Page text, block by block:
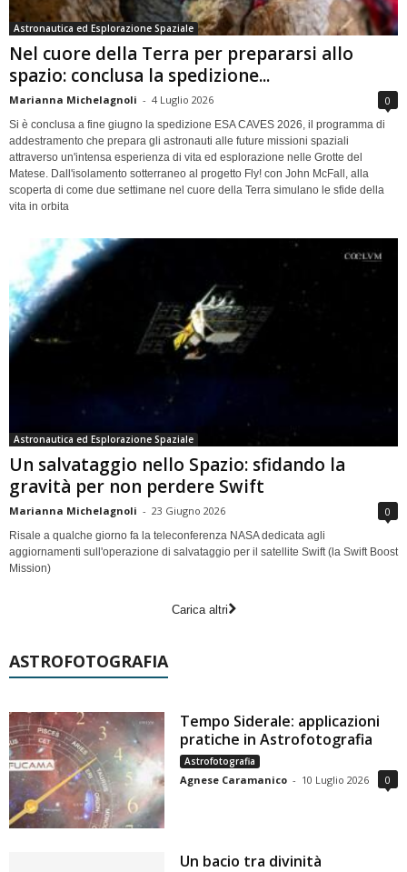
Astronautica ed Esplorazione Spaziale
Nel cuore della Terra per prepararsi allo
spazio: conclusa la spedizione...
Marianna Michelagnoli - 4 Luglio 2026 0
Si è conclusa a fine giugno la spedizione ESA CAVES 2026, il programma di
addestramento che prepara gli astronauti alle future missioni spaziali
attraverso un'intensa esperienza di vita ed esplorazione nelle Grotte del
Matese. Dall'isolamento sotterraneo al progetto Fly! con John McFall, alla
scoperta di come due settimane nel cuore della Terra simulano le sfide della
vita in orbita
Astronautica ed Esplorazione Spaziale
Un salvataggio nello Spazio: sfidando la
gravità per non perdere Swift
Marianna Michelagnoli - 23 Giugno 2026 0
Risale a qualche giorno fa la teleconferenza NASA dedicata agli
aggiornamenti sull'operazione di salvataggio per il satellite Swift (la Swift Boost
Mission)
Carica altri
ASTROFOTOGRAFIA
Tempo Siderale: applicazioni
pratiche in Astrofotografia
Astrofotografia
Agnese Caramanico - 10 Luglio 2026 0
Un bacio tra divinità